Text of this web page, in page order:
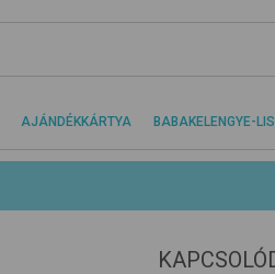
AJÁNDÉKKÁRTYA BABAKELENGYE-